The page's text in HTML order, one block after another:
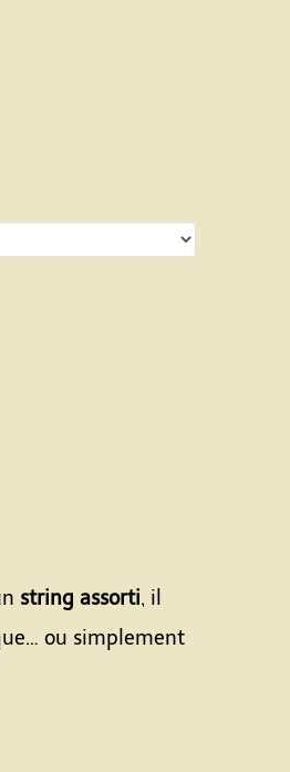
string assorti, il
ou simplement